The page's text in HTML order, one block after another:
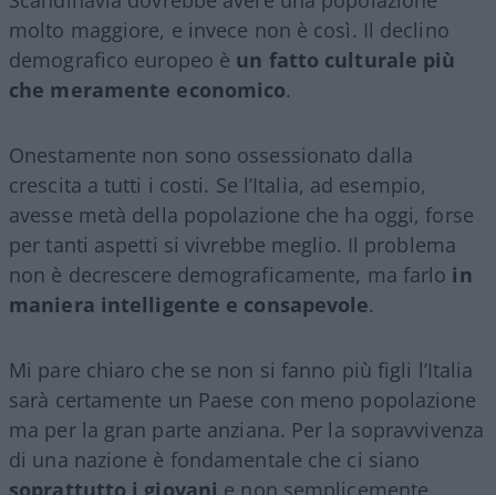
molto maggiore, e invece non è così. Il declino
demografico europeo è un fatto culturale più
che meramente economico.
Onestamente non sono ossessionato dalla
crescita a tutti i costi. Se l’Italia, ad esempio,
avesse metà della popolazione che ha oggi, forse
per tanti aspetti si vivrebbe meglio. Il problema
non è decrescere demograficamente, ma farlo in
maniera intelligente e consapevole.
Mi pare chiaro che se non si fanno più figli l’Italia
sarà certamente un Paese con meno popolazione
ma per la gran parte anziana. Per la sopravvivenza
di una nazione è fondamentale che ci siano
soprattutto i giovani e non semplicemente